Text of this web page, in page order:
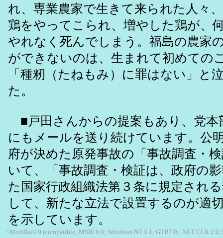
れ、専業農家で生きて来られた人々
鶏をやってこられ、増やした鶏が、
やれなく死んでしまう。福島の農家
ができないのは、生まれて初めての
「種籾（たねもみ）に罪はない」と
た。
■戸田さんからの提案もあり、党本
にもメールを送り続けています。公
府が決めた原発事故の「事故調査・
いて、「事故調査・検証は、政府の
た国家行政組織法第３条に規定され
して、新たな立法で設置するのが適
を示しています。
<Mozilla/4.0 (compatible; MSIE 6.0; Windows NT 5.1; GTB7.0; .NET CLR